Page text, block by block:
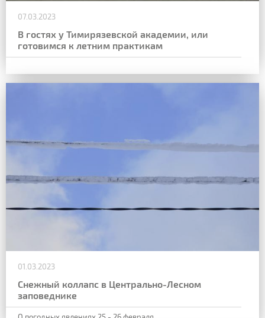
07.03.2023
В гостях у Тимирязевской академии, или
готовимся к летним практикам
01.03.2023
Снежный коллапс в Центрально-Лесном
заповеднике